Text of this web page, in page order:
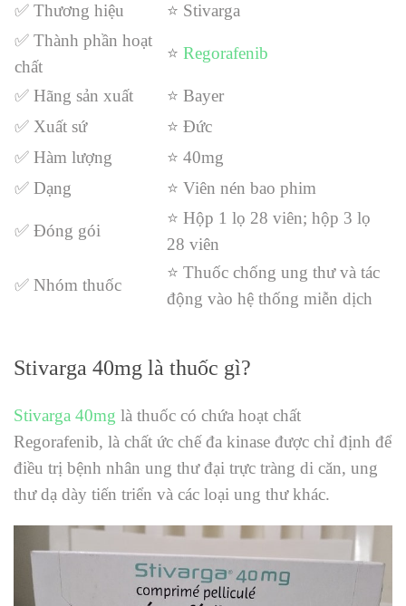
✅ Thương hiệu
⭐ Stivarga
✅ Thành phần hoạt
chất
⭐ Regorafenib
✅ Hãng sản xuất ⭐ Bayer
✅ Xuất sứ
⭐ Đức
✅ Hàm lượng
⭐ 40mg
✅ Dạng
⭐ Viên nén bao phim
✅ Đóng gói
⭐ Hộp 1 lọ 28 viên; hộp 3 lọ
28 viên
✅ Nhóm thuốc
⭐ Thuốc chống ung thư và tác
động vào hệ thống miễn dịch
Stivarga 40mg là thuốc gì?
Stivarga 40mg là thuốc có chứa hoạt chất
Regorafenib, là chất ức chế đa kinase được chỉ định để
điều trị bệnh nhân ung thư đại trực tràng di căn, ung
thư dạ dày tiến triển và các loại ung thư khác.